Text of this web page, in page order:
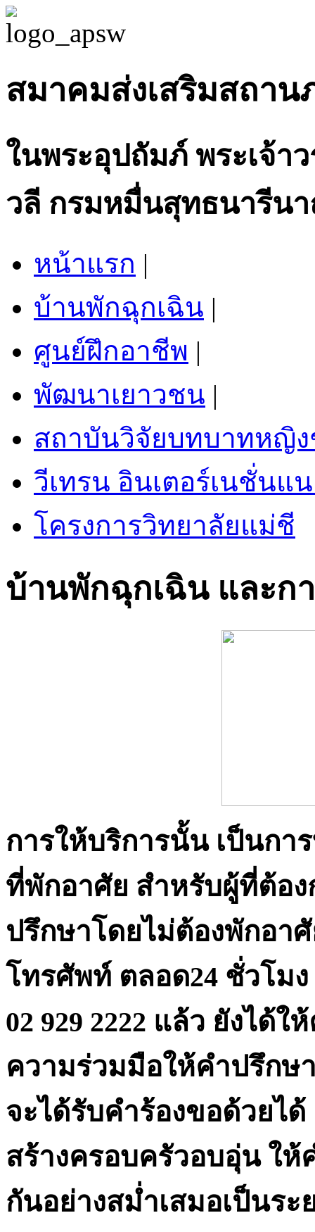
สมาคมส่งเสริมสถาน
ในพระอุปถัมภ์ พระเจ้า
วลี กรมหมื่นสุทธนารีน
หน้าแรก |
บ้านพักฉุกเฉิน |
ศูนย์ฝึกอาชีพ |
พัฒนาเยาวชน |
สถาบันวิจัยบทบาทหญิง
วีเทรน อินเตอร์เนชั่นแ
โครงการวิทยาลัยแม่ชี
บ้านพักฉุกเฉิน และก
การให้บริการนั้น เป็นกา
ที่พักอาศัย สำหรับผู้ที่ต้อง
ปรึกษาโดยไม่ต้องพักอา
โทรศัพท์ ตลอด24 ชั่วโม
02 929 2222 แล้ว ยังได้
ความร่วมมือให้คำปรึกษ
จะได้รับคำร้องขอด้วยไ
สร้างครอบครัวอบอุ่น ให้
กันอย่างสม่ำเสมอเป็นระ